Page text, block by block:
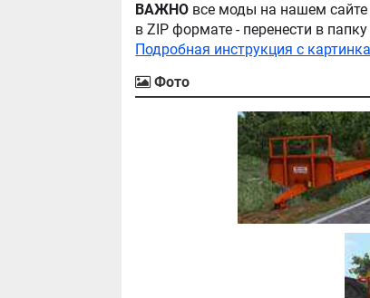
ВАЖНО все моды на нашем
в ZIP формате - перенести в
Подробная инструкция с
Фото